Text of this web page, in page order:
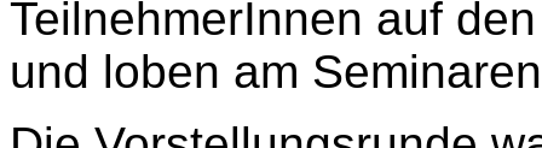
TeilnehmerInnen auf
und loben am